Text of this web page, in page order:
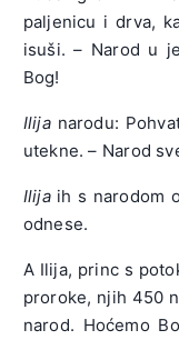
paljenicu i drva,
isuši. – Narod u
Bog!
Ilijanarodu:
utekne. – Narod
Ilijaih s narodom
odnese.
A Ilija, princ s
proroke, njih 450
narod. Hoćemo